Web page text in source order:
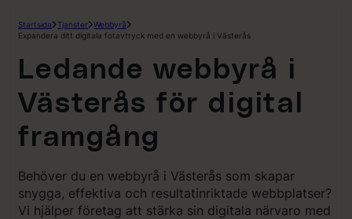
tillStartsida Tjanster
Webbyrå
Expandera ditt digitala fotavtryck med en webbyrå i Västerås
Ledande webbyrå i
Västerås för digital
framgång
Behöver du en webbyrå i Västerås som skapar
snygga, effektiva och resultatinriktade webbplatser?
Vi hjälper företag att stärka sin digitala närvaro med